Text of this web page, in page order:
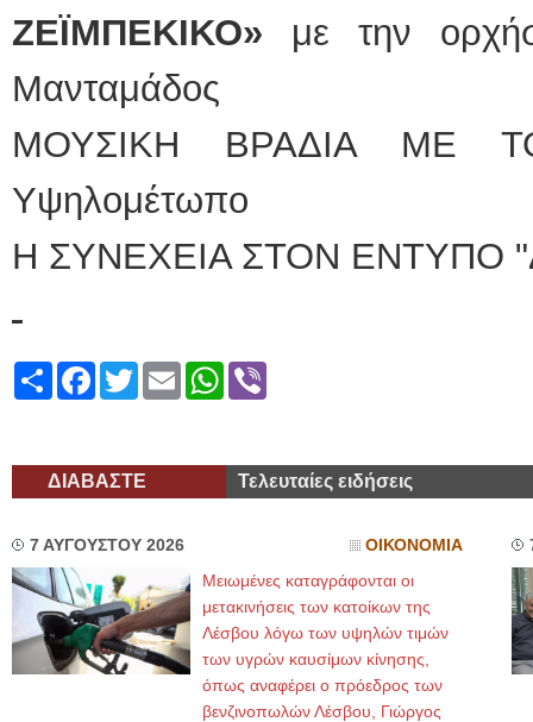
ΖΕΪΜΠΕΚΙΚΟ» με την
Μανταμάδος
ΜΟΥΣΙΚΗ ΒΡΑΔΙΑ ΜΕ
Υψηλομέτωπο
Η ΣΥΝΕΧΕΙΑ ΣΤΟΝ ΕΝΤΥΠΟ
ShareFacebook
TwitterEmailWhatsApp
ΔΙΑΒΑΣΤΕ Τελευταίες ειδήσεις
7 ΑΥΓΟΥΣΤΟΥ 2026 ΟΙΚΟΝΟΜΙΑ
Μειωμένες καταγράφονται οι
μετακινήσεις των κατοίκων της
Λέσβου λόγω των υψηλών τιμών
των υγρών καυσίμων κίνησης,
όπως αναφέρει ο πρόεδρος των
βενζινοπωλών Λέσβου, Γιώργος